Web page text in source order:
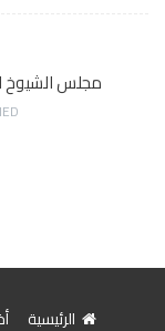
مجلس الشيوخ
الرئيسية